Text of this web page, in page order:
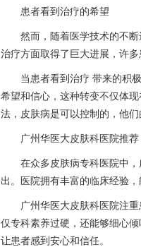
患者看到治疗的希望
然而，随着医学技术的不
治疗方面取得了巨大进展，许
当患者看到治疗 带来的积
希望和信心，这种转变不仅体
法，皮肤病是可以控制的，他们
广州华医大皮肤科医院推荐
在众多皮肤病专科医院中
出。医院拥有丰富的临床经验
广州华医大皮肤科医院注
仅专科素养过硬，还能够细心
让患者感到安心和信任。